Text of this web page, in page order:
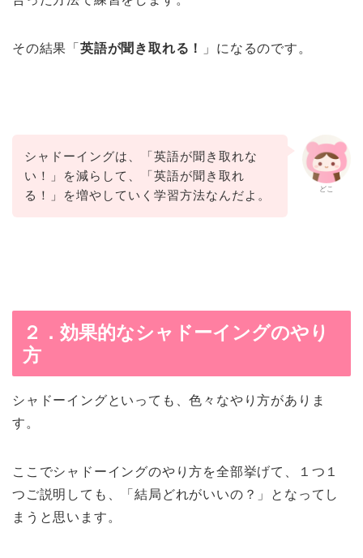
その結果「 英語が聞き取れる！ 」になるのです。
どこ
シャドーイングは、「英語が聞き取れな
い！」を減らして、「英語が聞き取れ
る！」を増やしていく学習方法なんだよ。
２．効果的なシャドーイングのやり
方
シャドーイングといっても、色々なやり方がありま
す。
ここでシャドーイングのやり方を全部挙げて、１つ１
つご説明しても、「結局どれがいいの？」となってし
まうと思います。